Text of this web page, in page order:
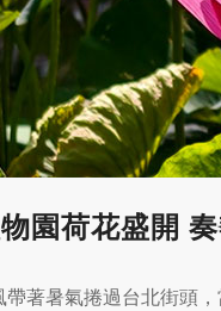
園荷花盛開
帶著暑氣捲過台北街頭